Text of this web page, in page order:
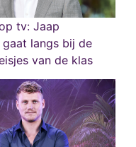
tv: Jaap
langs bij de
van de klas